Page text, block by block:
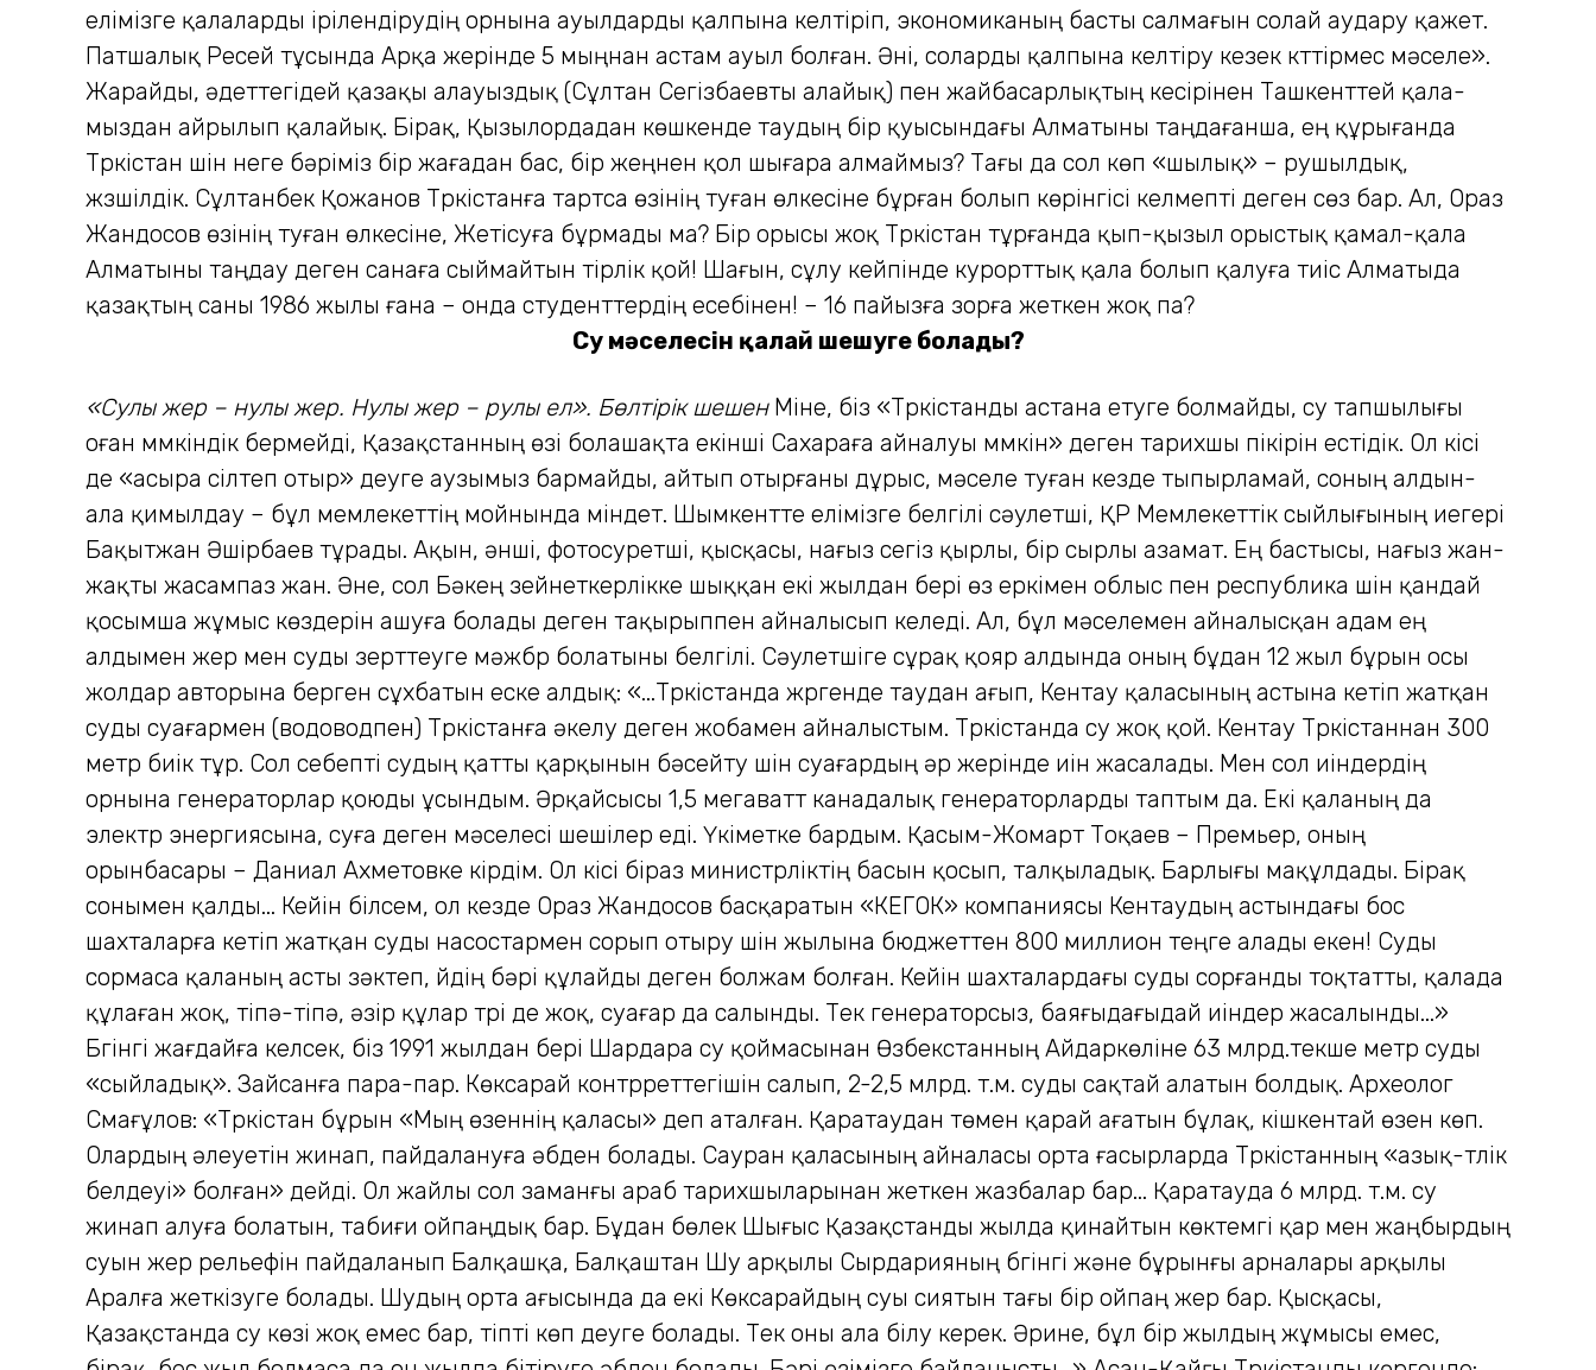
елімізге қалаларды ірілендірудің орнына ауылдарды қалпына келтіріп, экономиканың басты салмағын солай аудару қажет.
Патшалық Ресей тұсында Арқа жерінде 5 мыңнан астам ауыл болған. Әні, соларды қалпына келтіру кезек күттірмес мәселе».
Жарайды, әдеттегідей қазақы алауыздық (Сұлтан Сегізбаевты алайық) пен жайбасарлықтың кесірінен Ташкенттей қала­
мыздан айрылып қалайық. Бірақ, Қызылордадан көшкенде таудың бір қуысындағы Алматыны таңдағанша, ең құрығанда
Түркістан үшін неге бәріміз бір жағадан бас, бір жеңнен қол шығара алмаймыз? Тағы да сол көп «шылық» – рушылдық,
жүзшілдік. Сұлтанбек Қожанов Түркістанға тартса өзінің туған өлкесіне бұрған болып көрінгісі келмепті деген сөз бар. Ал, Ораз
Жандосов өзінің туған өлкесіне, Жетісуға бұрмады ма? Бір орысы жоқ Түркістан тұрғанда қып-қызыл орыстық қамал-қала
Алматыны таңдау деген санаға сыймайтын тірлік қой! Шағын, сұлу кейпінде курорттық қала болып қалуға тиіс Алматыда
қазақтың саны 1986 жылы ғана – онда студенттердің есебінен! – 16 пайызға зорға жеткен жоқ па?
Су мәселесін қалай шешуге болады?
«Сулы жер – нулы жер. Нулы жер – рулы ел». Бөлтірік шешенМіне, біз «Түркістанды астана етуге болмайды, су тапшылығы
оған мүмкіндік бермейді, Қазақстанның өзі болашақта екінші Сахараға айналуы мүмкін» деген тарихшы пікірін естідік. Ол кісі
де «асыра сілтеп отыр» деуге аузымыз бармайды, айтып отырғаны дұрыс, мәселе туған кезде тыпырламай, соның алдын-
ала қимылдау – бұл мемлекеттің мойнында міндет. Шымкентте елімізге белгілі сәулетші, ҚР Мемлекеттік сыйлығының иегері
Бақытжан Әшірбаев тұрады. Ақын, әнші, фотосуретші, қысқасы, нағыз сегіз қырлы, бір сырлы азамат. Ең бастысы, нағыз жан-
жақты жасампаз жан. Әне, сол Бәкең зейнеткерлікке шыққан екі жылдан бері өз еркімен облыс пен республика үшін қандай
қосымша жұмыс көздерін ашуға болады деген тақырыппен айналысып келеді. Ал, бұл мәселемен айналысқан адам ең
алдымен жер мен суды зерттеуге мәжбүр болатыны белгілі. Сәулетшіге сұрақ қояр алдында оның бұдан 12 жыл бұрын осы
жолдар авторына берген сұхбатын еске алдық: «...Түркiстанда жүргенде таудан ағып, Кентау қаласының астына кетiп жатқан
суды суағармен (водоводпен) Түркiстанға әкелу деген жобамен айналыстым. Түркiстанда су жоқ қой. Кентау Түркiстаннан 300
метр биiк тұр. Сол себептi судың қатты қарқынын бәсейту үшiн суағардың әр жерiнде иiн жасалады. Мен сол иiндердiң
орнына генераторлар қоюды ұсындым. Әрқайсысы 1,5 мегаватт канадалық генераторларды таптым да. Екi қаланың да
электр энергиясына, суға деген мәселесi шешiлер едi. Үкiметке бардым. Қасым-Жомарт Тоқаев – Премьер, оның
орынбасары – Даниал Ахметовке кiрдiм. Ол кiсi бiраз министрлiктiң басын қосып, талқыладық. Барлығы мақұлдады. Бiрақ
сонымен қалды... Кейiн бiлсем, ол кезде Ораз Жандосов басқаратын «КЕГОК» компаниясы Кентаудың астындағы бос
шахталарға кетiп жатқан суды насостармен сорып отыру үшiн жылына бюджеттен 800 миллион теңге алады екен! Суды
сормаса қаланың асты зәктеп, үйдiң бәрi құлайды деген болжам болған. Кейiн шахталардағы суды сорғанды тоқтатты, қалада
құлаған жоқ, тiпә-тiпә, әзiр құлар түрi де жоқ, суағар да салынды. Тек генераторсыз, баяғыдағыдай иiндер жасалынды...»
Бүгінгі жағдайға келсек, біз 1991 жылдан бері Шардара су қой­масынан Өзбекстанның Айдар­көліне 63 млрд.текше метр суды
«сыйладық». Зайсанға пара-пар. Көксарай контрреттегішін салып, 2-2,5 млрд. т.м. суды сақтай алатын болдық. Археолог
Смағұлов: «Түркістан бұрын «Мың өзеннің қаласы» деп аталған. Қаратаудан төмен қарай ағатын бұлақ, кішкентай өзен көп.
Олардың әлеуетін жинап, пайдалануға әбден болады. Сауран қаласының айналасы орта ғасырларда Түркістанның «азық-түлік
белдеуі» болған» дейді. Ол жайлы сол заманғы араб тарихшыларынан жеткен жазбалар бар... Қаратауда 6 млрд. т.м. су
жинап алуға болатын, табиғи ойпаңдық бар. Бұдан бөлек Шығыс Қазақ­станды жылда қинайтын көктем­гі қар мен жаңбырдың
суын жер рельефін пайдаланып Балқашқа, Балқаштан Шу арқылы Сырдария­ның бүгінгі және бұрынғы арналары арқылы
Аралға жеткізуге болады. Шудың орта ағысында да екі Көксарайдың суы сиятын тағы бір ойпаң жер бар. Қысқасы,
Қазақстанда су көзі жоқ емес бар, тіпті көп деуге болады. Тек оны ала білу керек. Әрине, бұл бір жылдың жұмысы емес,